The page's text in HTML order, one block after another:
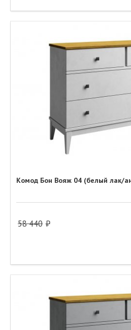
Комод Бон Вояж 04 (белый лак/
58 440